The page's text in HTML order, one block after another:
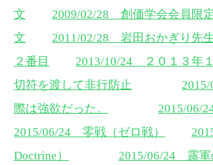
文
2009/02/28 創価学会会員限
文
2011/02/28 岩田おかぎり先
２番目
2013/10/24 ２０１３年
切符を渡して非行防止
際は強欲だった。
2015/06/
2015/06/24 零戦（ゼロ戦）
Doctrine）
2015/06/24 露軍